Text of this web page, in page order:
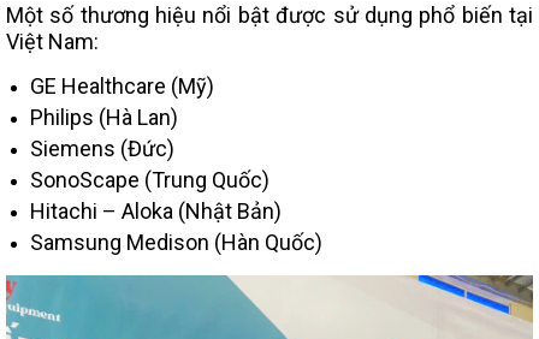
Một số thương hiệu nổi bật được sử dụng phổ biến tại
Việt Nam:
GE Healthcare (Mỹ)
Philips (Hà Lan)
Siemens (Đức)
SonoScape (Trung Quốc)
Hitachi – Aloka (Nhật Bản)
Samsung Medison (Hàn Quốc)